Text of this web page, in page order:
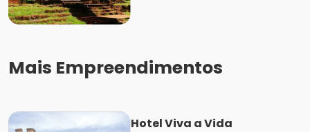
Mais Empreendimentos
Hotel Viva a Vida